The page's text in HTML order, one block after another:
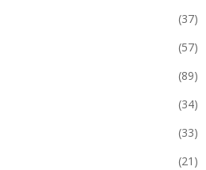
(37)
(57)
(89)
(34)
(33)
(21)